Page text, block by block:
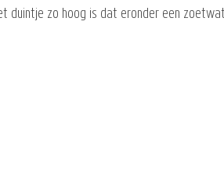
zo hoog is dat eronder een